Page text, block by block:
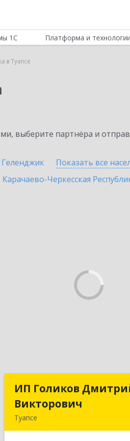
1С Платформа и технологии
в Туапсе
выберите партнёра и
Геленджик Показать все
Карачаево-Черкесская
ИП Голиков
Викторович
Туапсе
ИП Голиков